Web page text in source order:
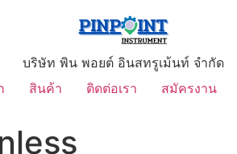
บริษัท พิน พอยต์ อินสทรูเม้นท์ จำกัด
สินค้า ติดต่อเรา สมัครงาน